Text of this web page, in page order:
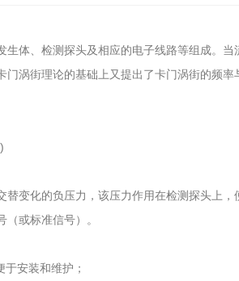
：
生体、检测探头及相应的电子线路等组成。
门涡街理论的基础上又提出了卡门涡街的频
常数）
变化的负压力，该压力作用在检测探头上
或标准信号）。
于安装和维护；